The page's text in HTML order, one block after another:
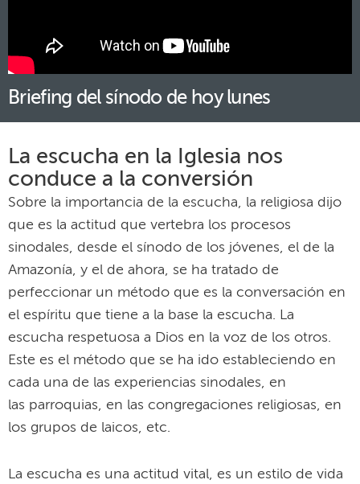
Briefing del sínodo de hoy lunes
La escucha en la Iglesia nos
conduce a la conversión
Sobre la importancia de la escucha, la religiosa dijo
que es la actitud que vertebra los procesos
sinodales, desde el sínodo de los jóvenes, el de la
Amazonía, y el de ahora, se ha tratado de
perfeccionar un método que es la conversación en
el espíritu que tiene a la base la escucha. La
escucha respetuosa a Dios en la voz de los otros.
Este es el método que se ha ido estableciendo en
cada una de las experiencias sinodales, en
las parroquias, en las congregaciones religiosas, en
los grupos de laicos, etc.
La escucha es una actitud vital, es un estilo de vida